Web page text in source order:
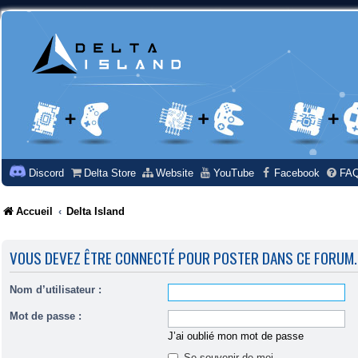
Discord Delta Store Website YouTube Facebook
Accueil Delta Island
VOUS DEVEZ ÊTRE CONNECTÉ POUR POSTER DANS CE FORUM.
Nom d’utilisateur :
Mot de passe :
J’ai oublié mon mot de passe